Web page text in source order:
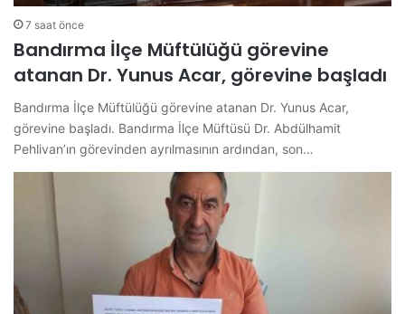
7 saat önce
Bandırma İlçe Müftülüğü görevine
atanan Dr. Yunus Acar, görevine başladı
Bandırma İlçe Müftülüğü görevine atanan Dr. Yunus Acar,
görevine başladı. Bandırma İlçe Müftüsü Dr. Abdülhamit
Pehlivan’ın görevinden ayrılmasının ardından, son…